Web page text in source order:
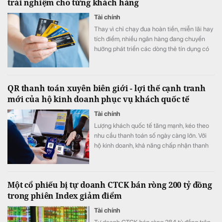
trải nghiệm cho từng khách hàng
Tài chính
Thay vì chỉ chạy đua hoàn tiền, miễn lãi hay
tích điểm, nhiều ngân hàng đang chuyển
hướng phát triển các dòng thẻ tín dụng có
nghiệm được kỳ vọng sẽ trở thành lợi thế
cạnh tranh mới của thị trường thẻ trong giai
QR thanh toán xuyên biên giới - lợi thế cạnh tranh
mới của hộ kinh doanh phục vụ khách quốc tế
Tài chính
Lượng khách quốc tế tăng mạnh, kéo theo
nhu cầu thanh toán số ngày càng lớn. Với
hộ kinh doanh, khả năng chấp nhận thanh
Một cổ phiếu bị tự doanh CTCK bán ròng 200 tỷ đồng
trong phiên Index giảm điểm
Tài chính